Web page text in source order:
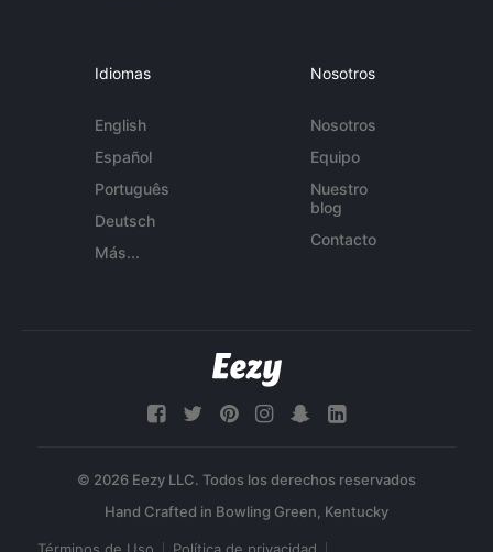
Idiomas
English
Español
Português
Deutsch
Más...
Nosotros
Nosotros
Equipo
Nuestro
blog
Contacto
© 2026 Eezy LLC. Todos los derechos reservados